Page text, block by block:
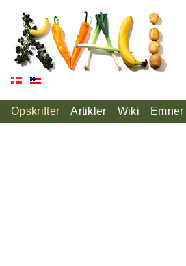
Opskrifter Artikler Wiki Emner